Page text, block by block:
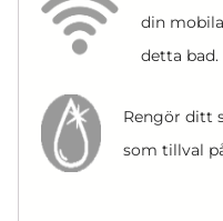
din
detta bad.
Rengör ditt
som tillval